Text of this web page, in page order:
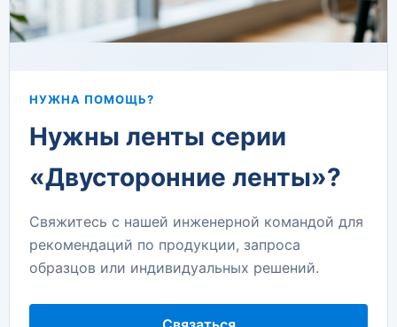
НУЖНА ПОМОЩЬ?
Нужны ленты серии
«Двусторонние ленты»?
Свяжитесь с нашей инженерной командой для
рекомендаций по продукции, запроса
образцов или индивидуальных решений.